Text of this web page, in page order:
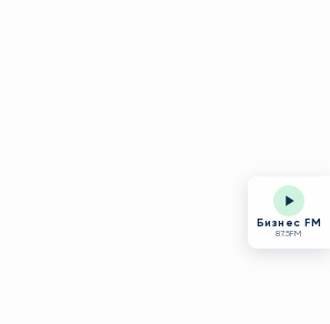
Бизнес FM
87.5FM